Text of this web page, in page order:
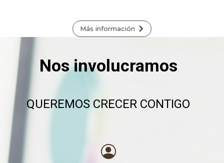
Más información
Nos involucramos
QUEREMOS CRECER CONTIGO